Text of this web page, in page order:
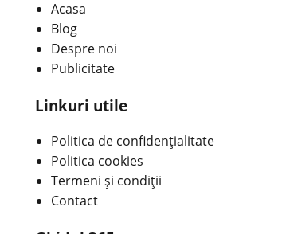
Acasa
Blog
Despre noi
Publicitate
Linkuri utile
Politica de confidențialitate
Politica cookies
Termeni și condiții
Contact